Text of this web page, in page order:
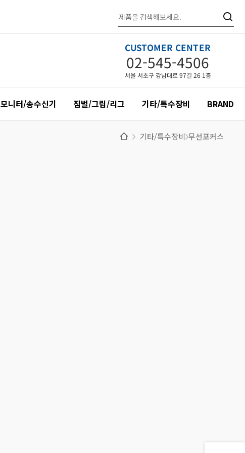
CUSTOMER CENTER
02-545-4506
서울 서초구 강남대로 97길 26 1층
모니터/송수신기 짐벌/그립/리그 기타/특수장비 BRAND
기타/특수장비 무선포커스